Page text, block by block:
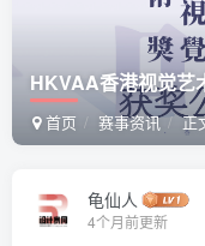
HKVAA香港视觉艺
首页 赛事资讯 正
龟仙人
4个月前更新